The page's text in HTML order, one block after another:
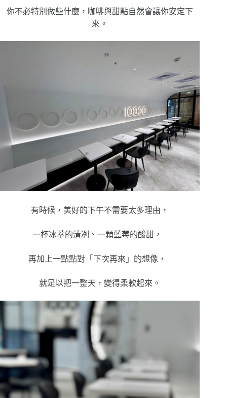
你不必特別做些什麼，咖啡與甜點自然會讓你安定下
來。
有時候，美好的下午不需要太多理由，
一杯冰萃的清冽、一顆藍莓的酸甜，
再加上一點點對「下次再來」的想像，
就足以把一整天，變得柔軟起來。